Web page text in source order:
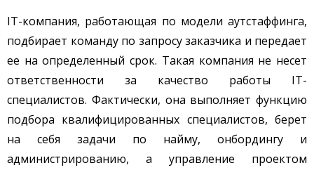
IT-компания, работающая по модели аутстаффинга,
подбирает команду по запросу заказчика и передает
ее на определенный срок. Такая компания не несет
ответственности за качество работы IT-
специалистов. Фактически, она выполняет функцию
подбора квалифицированных специалистов, берет
на себя задачи по найму, онбордингу и
администрированию, а управление проектом